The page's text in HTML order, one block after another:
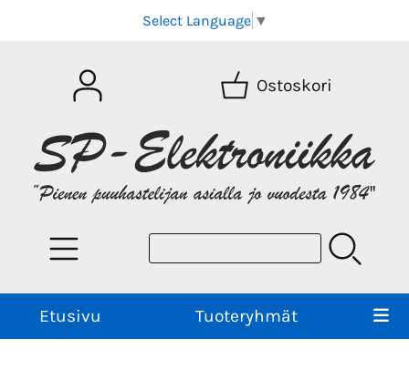
Select Language ▼
Ostoskori
Etusivu Tuoteryhmät